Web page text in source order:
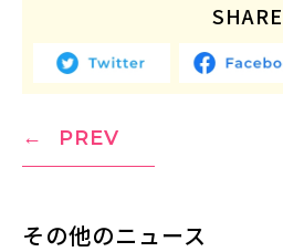
SHARE
PREV
その他のニュース